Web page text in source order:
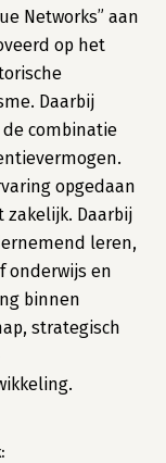
Networks” aan
op het
Daarbij
combinatie
opgedaan
Daarbij
leren,
onderwijs en
binnen
strategisch